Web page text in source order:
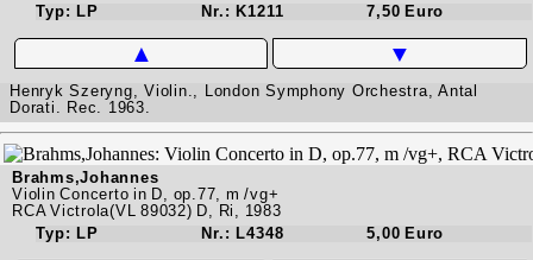
Typ: LP
Nr.: K1211 7,50 Euro
▲ ▼
Henryk Szeryng, Violin., London Symphony Orchestra, Antal
Dorati. Rec. 1963.
Brahms,Johannes
Violin Concerto in D, op.77, m /vg+
RCA Victrola(VL 89032) D, Ri, 1983
Typ: LP
Nr.: L4348 5,00 Euro